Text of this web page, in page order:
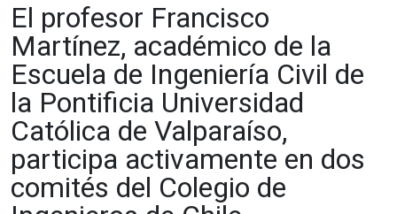
El profesor Francisco
Martínez, académico de la
Escuela de Ingeniería Civil de
la Pontificia Universidad
Católica de Valparaíso,
participa activamente en dos
comités del Colegio de